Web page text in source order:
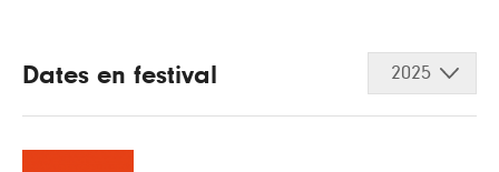
Dates en festival 2025